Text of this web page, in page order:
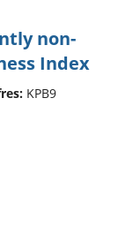
non-
Index
KPB9